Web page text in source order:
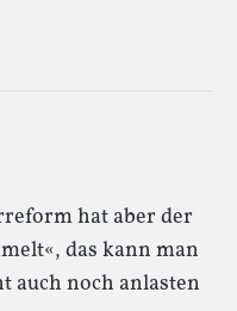
hat aber der
das kann man
auch noch anlasten